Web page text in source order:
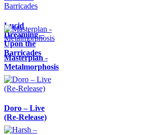
Lucid
Dreaming –
Upon the
Barricades
Masterplan -
Metalmorphosis
Doro – Live
(Re-Release)